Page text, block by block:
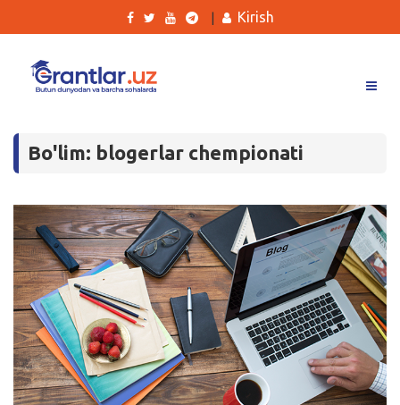
Tanlovlar
Kurslar
Blog
Yana
Qidirish
Kirish
Bo'lim: blogerlar chempionati